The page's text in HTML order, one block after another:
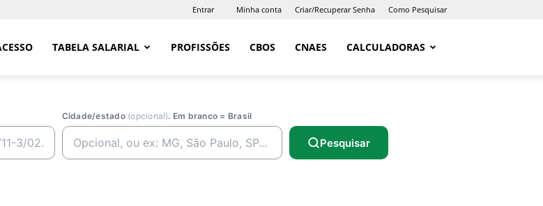
Entrar Minha conta Criar/Recuperar Senha Como Pesquisar
TABELA SALARIAL PROFISSÕES CBOS CNAES CALCULADORAS
Cidade/estado (opcional). Em branco = Brasil
Pesquisar